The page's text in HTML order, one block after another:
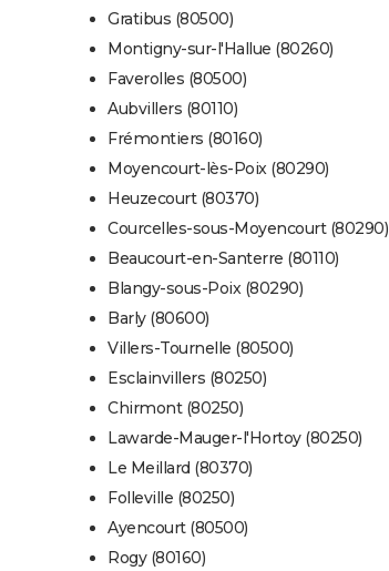
Gratibus (80500)
Montigny-sur-l'Hallue (80260)
Faverolles (80500)
Aubvillers (80110)
Frémontiers (80160)
Moyencourt-lès-Poix (80290)
Heuzecourt (80370)
Courcelles-sous-Moyencourt (80290)
Beaucourt-en-Santerre (80110)
Blangy-sous-Poix (80290)
Barly (80600)
Villers-Tournelle (80500)
Esclainvillers (80250)
Chirmont (80250)
Lawarde-Mauger-l'Hortoy (80250)
Le Meillard (80370)
Folleville (80250)
Ayencourt (80500)
Rogy (80160)